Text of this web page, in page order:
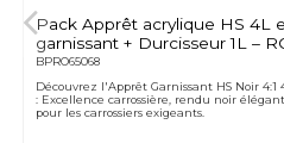
Pack Apprêt acrylique HS 4L
garnissant + Durcisseur 1L –
BPRO65068
Découvrez l'Apprêt Garnissant HS Noir 4:1
: Excellence carrossière, rendu noir
pour les carrossiers exigeants.